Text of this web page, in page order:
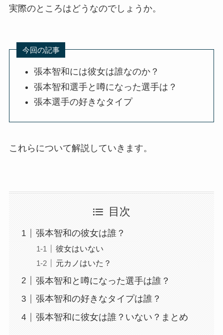
実際のところはどうなのでしょうか。
今回の記事
張本智和には彼女は誰なのか？
張本智和選手と噂になった選手は？
張本選手の好きなタイプ
これらについて解説していきます。
目次
張本智和の彼女は誰？
彼女はいない
元カノはいた？
張本智和と噂になった選手は誰？
張本智和の好きなタイプは誰？
張本智和に彼女は誰？いない？まとめ